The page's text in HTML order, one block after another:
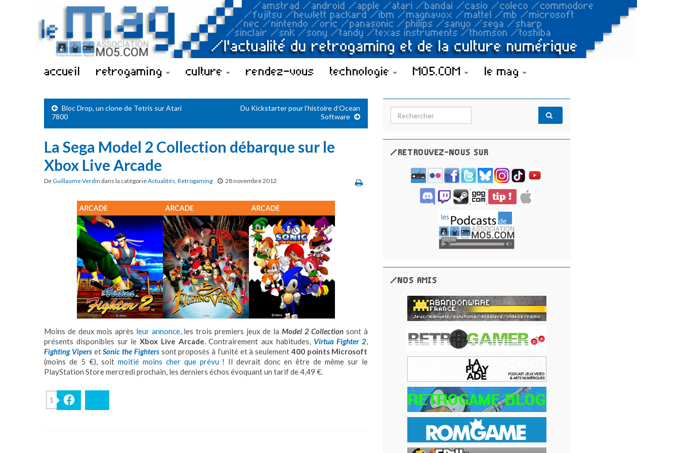
accueil retrogaming culture rendez-vous technologie MO5.COM le mag
Bloc Drop, un clone de Tetris sur Atari
7800
Du Kickstarter pour l’histoire d’Ocean
Software
La Sega Model 2 Collection débarque sur le
Xbox Live Arcade
DeGuillaume Verdin dans la catégorieActualités, Retrogaming 28 novembre 2012
Moins de deux mois après leur annonce, les trois premiers jeux de la Model 2 Collection sont à
présents disponibles sur le Xbox Live Arcade. Contrairement aux habitudes, Virtua Fighter 2,
Fighting VipersetSonic the Fighterssont proposés à l’unité et à seulement400 points Microsoft
(moins de 5 €), soit moitié moins cher que prévu! Il devrait donc en être de même sur le
PlayStation Store mercredi prochain, les derniers échos évoquant un tarif de 4,49 €.
1
Search for:
/RETROUVEZ-NOUS SUR
/NOS AMIS